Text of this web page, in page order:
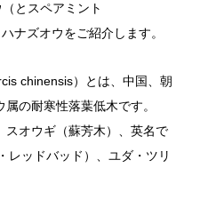
とスペアミント
ナズオウをご紹介します。
chinensis）とは、中国、朝
の耐寒性落葉低木です。
スオウギ（蘇芳木）、英名で
レッドバッド）、ユダ・ツリ